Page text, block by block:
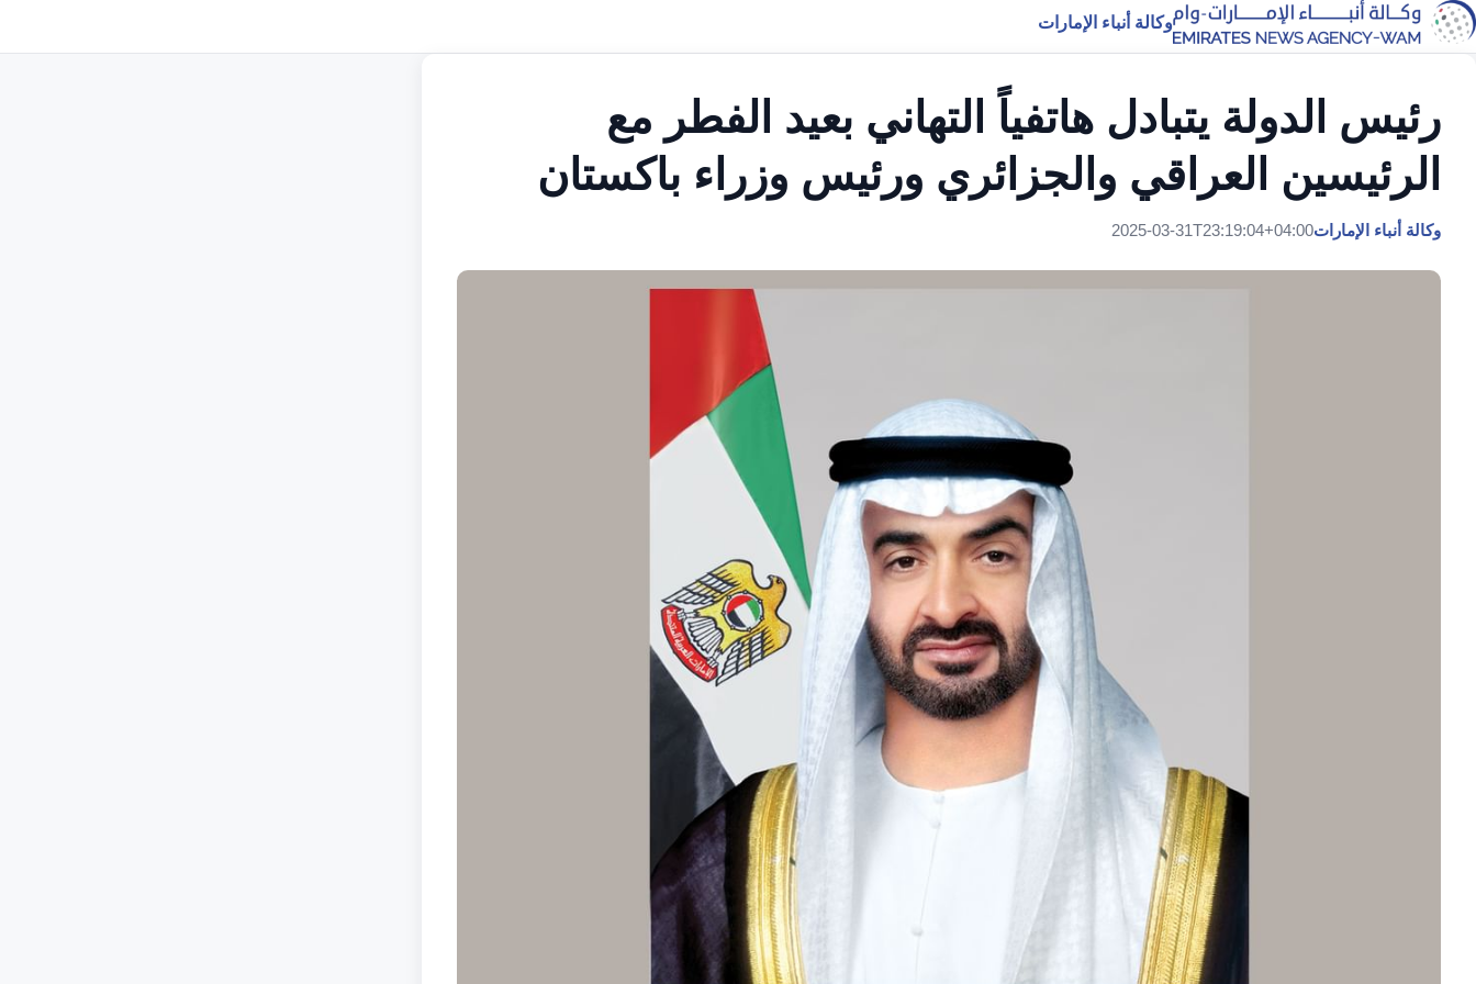
وكالة أنباء الإمارات
رئيس الدولة يتبادل هاتفياً التهاني بعيد الفطر مع
الرئيسين العراقي والجزائري ورئيس وزراء باكستان
وكالة أنباء الإمارات2025-03-31T23:19:04+04:00